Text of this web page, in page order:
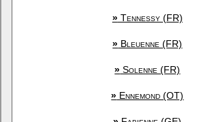
»Tennessy (FR)
» Bleuenne (FR)
» Solenne (FR)
» Ennemond (OT)